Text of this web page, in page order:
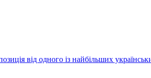
від одного із найбільших